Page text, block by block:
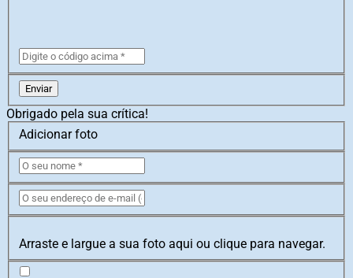
Enviar
Obrigado pela sua crítica!
Adicionar foto
Arraste e largue a sua foto aqui ou clique para navegar.